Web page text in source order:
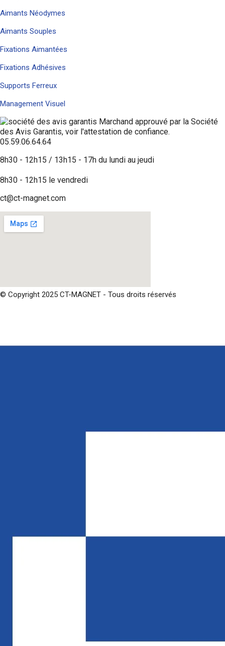
Aimants Néodymes
Aimants Souples
Fixations Aimantées
Fixations Adhésives
Supports Ferreux
Management Visuel
Marchand approuvé par la Société
des Avis Garantis, voir l'attestation de confiance.
05.59.06.64.64
8h30 - 12h15 / 13h15 - 17h du lundi au jeudi
8h30 - 12h15 le vendredi
ct@ct-magnet.com
© Copyright 2025 CT-MAGNET - Tous droits réservés